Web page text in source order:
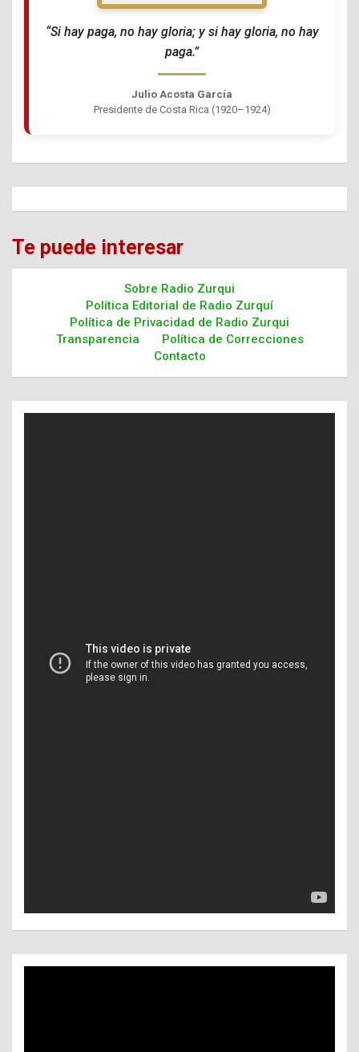
“Si hay paga, no hay gloria; y si hay gloria, no hay
paga.”
Julio Acosta García
Presidente de Costa Rica (1920–1924)
Te puede interesar
Sobre Radio Zurqui
Política Editorial de Radio Zurquí
Política de Privacidad de Radio Zurqui
Transparencia
Política de Correcciones
Contacto